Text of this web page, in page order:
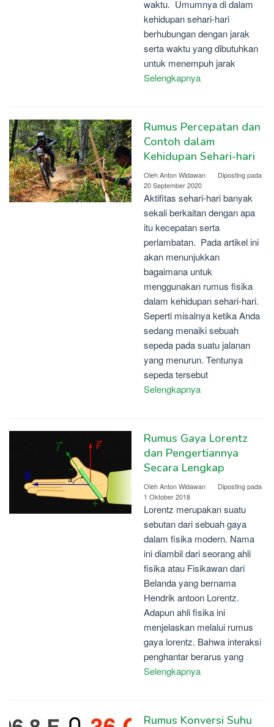
waktu. Umumnya di dalam
kehidupan sehari-hari
berhubungan dengan jarak
serta waktu yang dibutuhkan
untuk menempuh jarak
Selengkapnya
Rumus Percepatan dan
Contoh dalam
Kehidupan Sehari-hari
OlehAnton Widawan
Diposting pada
20 September 2020
Aktifitas sehari-hari banyak
sekali berkaitan dengan apa
itu kecepatan serta
perlambatan. Pada artikel ini
akan menunjukkan
bagaimana untuk
menggunakan rumus fisika
dalam kehidupan sehari-hari.
Seperti misalnya ketika Anda
sedang menaiki sebuah
sepeda pada suatu jalanan
yang menurun. Tentunya
sepeda tersebut
Selengkapnya
Rumus Gaya Lorentz
dan Pengertiannya
Secara Lengkap
OlehAnton Widawan
Diposting pada
1 Oktober 2018
Lorentz merupakan suatu
sebutan dari sebuah gaya
dalam fisika modern. Nama
ini diambil dari seorang ahli
fisika atau Fisikawan dari
Belanda yang bernama
Hendrik antoon Lorentz.
Adapun ahli fisika ini
menjelaskan melalui rumus
gaya lorentz. Bahwa interaksi
penghantar berarus yang
Selengkapnya
Rumus Konversi Suhu